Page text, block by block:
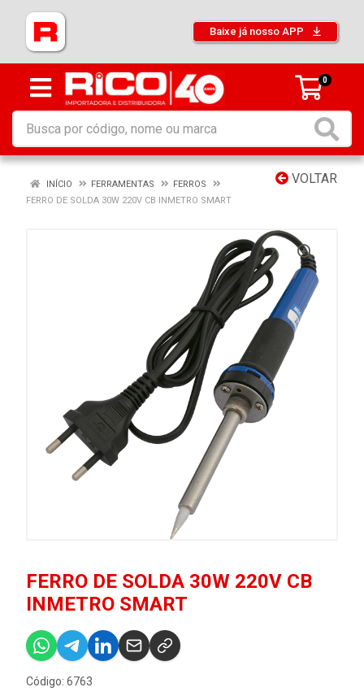
Baixe já nosso APP
0
VOLTAR
INÍCIO FERRAMENTAS
FERROS
FERRO DE SOLDA 30W 220V CB INMETRO SMART
FERRO DE SOLDA 30W 220V CB
INMETRO SMART
Código: 6763